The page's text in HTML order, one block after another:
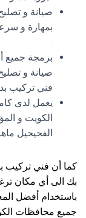
صيانة و
بمهارة و
.
برمجة جميع
صيانة و
فني تركيب
يعمل لدى
الكويت و
الفحيحيل
كما أن فني تركيب
بك الى أي مكان
باستخدام أفضل
جميع محافظات